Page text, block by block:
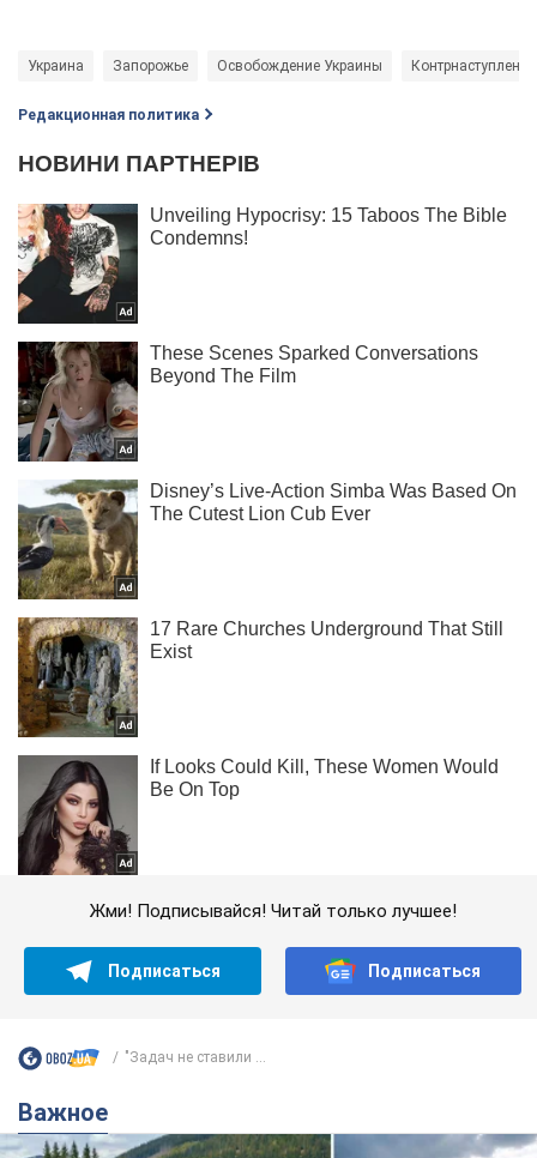
Украина Запорожье Освобождение Украины
Редакционная политика
Жми! Подписывайся! Читай только лучшее!
Подписаться Подписаться
"Задач не ставили ...
Важное